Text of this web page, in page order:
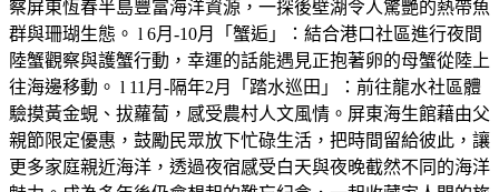
察屏東恆春半島豐富海洋資源，一探後壁湖令人驚艷的熱帶魚
群與珊瑚生態。 l 6月-10月「蟹逅」：結合港口社區進行夜間
陸蟹觀察與護蟹行動，幸運的話能遇見正抱著卵的母蟹從陸上
往海邊移動。 l 11月-隔年2月「踏水巡田」：前往龍水社區體
驗摸黃金蜆、拔蘿蔔，感受農村人文風情。屏東海生館藉由父
親節限定優惠，鼓勵民眾放下忙碌生活，把時間留給彼此，讓
更多家庭親近海洋，透過夜宿感受白天與夜晚截然不同的海洋